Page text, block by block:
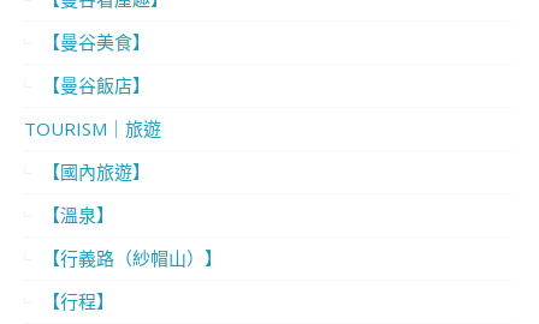
【曼谷美食】
【曼谷飯店】
TOURISM｜旅遊
【國內旅遊】
【溫泉】
【行義路（紗帽山）】
【行程】